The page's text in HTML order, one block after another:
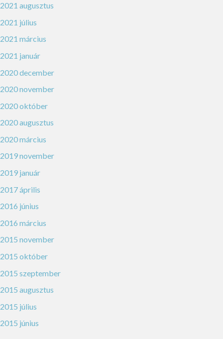
2021 augusztus
2021 július
2021 március
2021 január
2020 december
2020 november
2020 október
2020 augusztus
2020 március
2019 november
2019 január
2017 április
2016 június
2016 március
2015 november
2015 október
2015 szeptember
2015 augusztus
2015 július
2015 június